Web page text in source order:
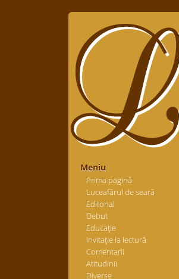
Meniu
Prima pagină
Luceafărul de seară
Editorial
Debut
Educaţie
Invitaţie la lectură
Comentarii
Atitudinii
Diverse